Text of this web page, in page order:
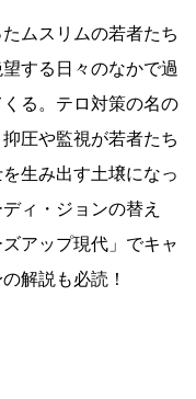
ムスリムの若者たち
する日々のなかで過
る。テロ対策の名の
圧や監視が若者たち
生み出す土壌になっ
ィ・ジョンの替え
アップ現代」でキャ
解説も必読！